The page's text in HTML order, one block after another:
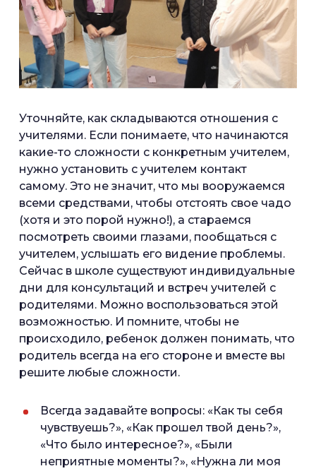
Уточняйте, как складываются отношения с
учителями. Если понимаете, что начинаются
какие-то сложности с конкретным учителем,
нужно установить с учителем контакт
самому. Это не значит, что мы вооружаемся
всеми средствами, чтобы отстоять свое чадо
(хотя и это порой нужно!), а стараемся
посмотреть своими глазами, пообщаться с
учителем, услышать его видение проблемы.
Сейчас в школе существуют индивидуальные
дни для консультаций и встреч учителей с
родителями. Можно воспользоваться этой
возможностью. И помните, чтобы не
происходило, ребенок должен понимать, что
родитель всегда на его стороне и вместе вы
решите любые сложности.
Всегда задавайте вопросы: «Как ты себя
чувствуешь?», «Как прошел твой день?»,
«Что было интересное?», «Были
неприятные моменты?», «Нужна ли моя